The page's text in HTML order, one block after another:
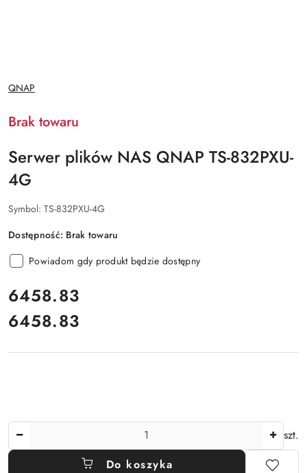
NAZWA
PRODUCENTA:
QNAP
Brak towaru
Serwer plików NAS QNAP TS-832PXU-
4G
Symbol: TS-832PXU-4G
Dostępność: Brak towaru
Powiadom gdy produkt będzie dostępny
cena:
6458.83
Cena:
6458.83
szt.
Do koszyka